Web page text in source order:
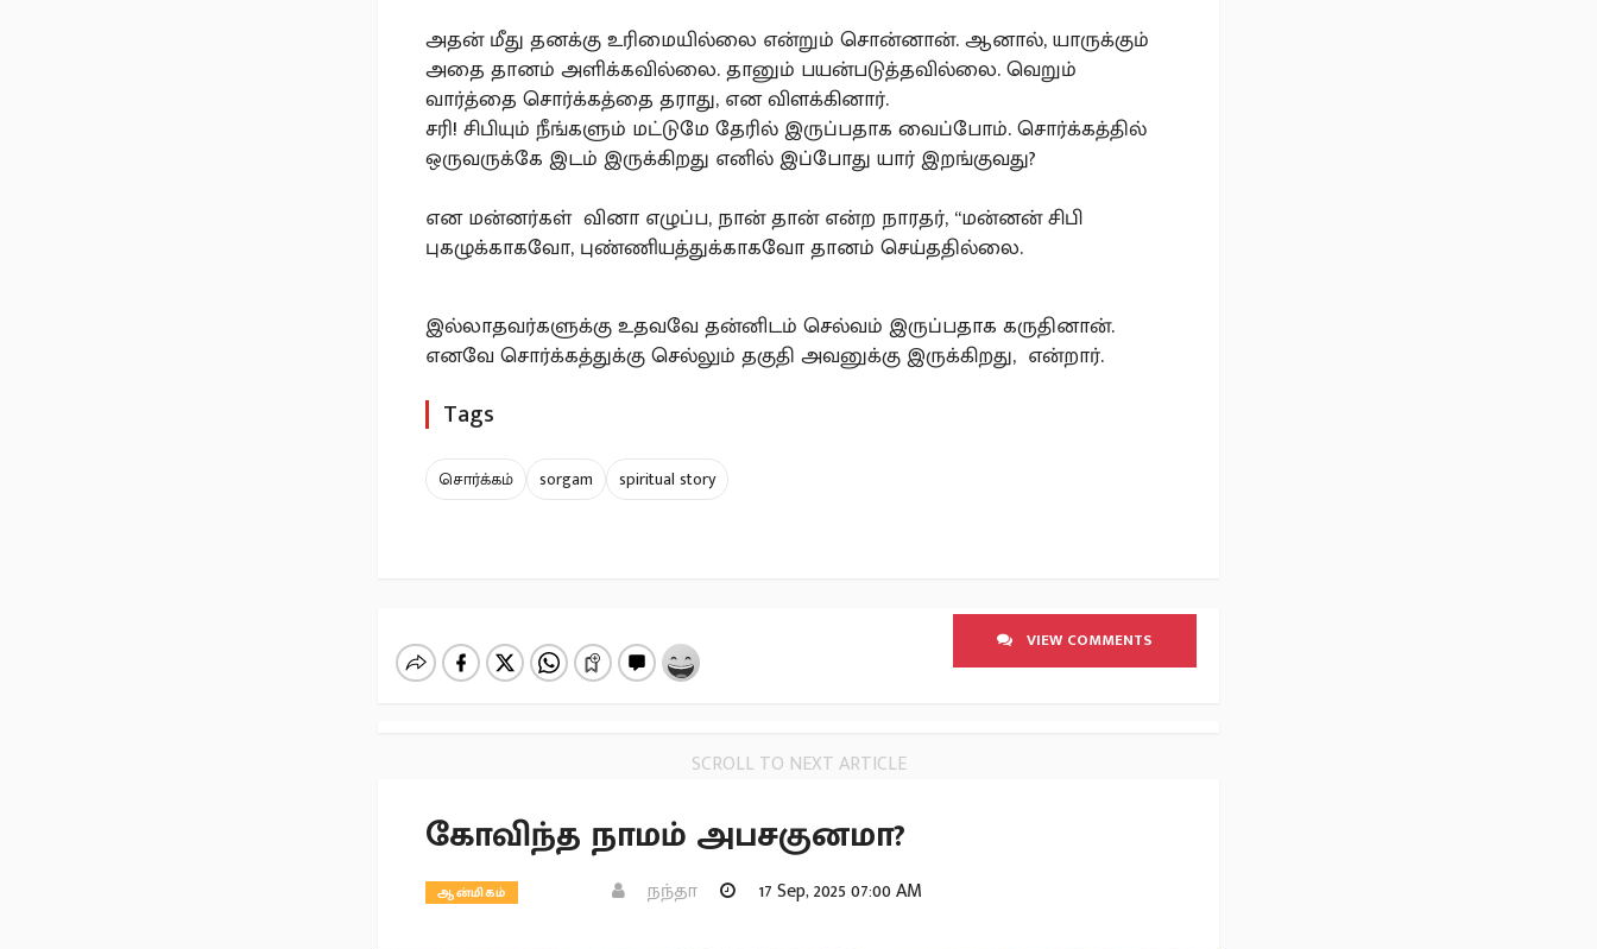
அதன் மீது தனக்கு உரிமையில்லை என்றும் சொன்னான். ஆனால், யாருக்கும்
அதை தானம் அளிக்கவில்லை. தானும் பயன்படுத்தவில்லை. வெறும்
வார்த்தை சொர்க்கத்தை தராது, என விளக்கினார்.
சரி! சிபியும் நீங்களும் மட்டுமே தேரில் இருப்பதாக வைப்போம். சொர்க்கத்தில்
ஒருவருக்கே இடம் இருக்கிறது எனில் இப்போது யார் இறங்குவது?
என மன்னர்கள் வினா எழுப்ப, நான் தான் என்ற நாரதர், “மன்னன் சிபி
புகழுக்காகவோ, புண்ணியத்துக்காகவோ தானம் செய்ததில்லை.
இல்லாதவர்களுக்கு உதவவே தன்னிடம் செல்வம் இருப்பதாக கருதினான்.
எனவே சொர்க்கத்துக்கு செல்லும் தகுதி அவனுக்கு இருக்கிறது, என்றார்.
Tags
சொர்க்கம் sorgam spiritual story
VIEW COMMENTS
SCROLL TO NEXT ARTICLE
கோவிந்த நாமம் அபசகுனமா?
ஆன்மிகம் நந்தா 17 Sep, 2025 07:00 AM